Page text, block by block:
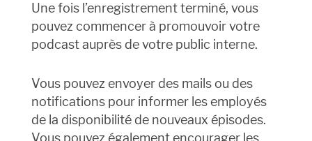
Une fois l’enregistrement terminé, vous
pouvez commencer à promouvoir votre
podcast auprès de votre public interne.
Vous pouvez envoyer des mails ou des
notifications pour informer les employés
de la disponibilité de nouveaux épisodes.
Vous pouvez également encourager les